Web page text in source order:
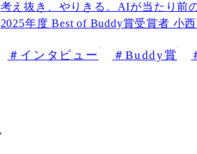
考え抜き、やりきる。AIが当たり前
2025年度 Best of Buddy賞受賞者 小
インタビュー Buddy賞